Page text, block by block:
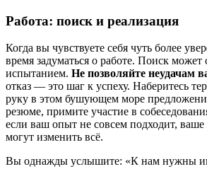
Работа: поиск и реализация
Когда вы чувствуете себя чуть более
время задуматься о работе. Поиск может
испытанием. Не позволяйте неудачам
отказ — это шаг к успеху. Наберитесь
руку в этом бушующем море
резюме, примите участие в
если ваш опыт не совсем подходит,
могут изменить всё.
Вы однажды услышите: «К нам нужны